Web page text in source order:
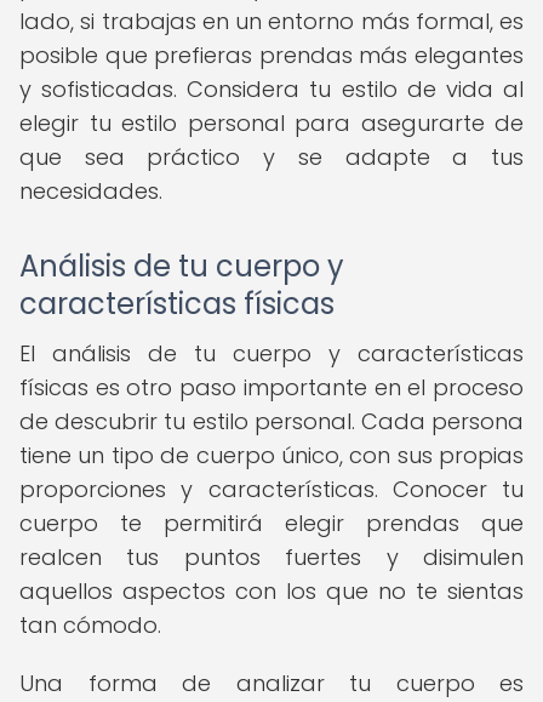
lado, si trabajas en un entorno más formal, es
posible que prefieras prendas más elegantes
y sofisticadas. Considera tu estilo de vida al
elegir tu estilo personal para asegurarte de
que sea práctico y se adapte a tus
necesidades.
Análisis de tu cuerpo y
características físicas
El análisis de tu cuerpo y características
físicas es otro paso importante en el proceso
de descubrir tu estilo personal. Cada persona
tiene un tipo de cuerpo único, con sus propias
proporciones y características. Conocer tu
cuerpo te permitirá elegir prendas que
realcen tus puntos fuertes y disimulen
aquellos aspectos con los que no te sientas
tan cómodo.
Una forma de analizar tu cuerpo es